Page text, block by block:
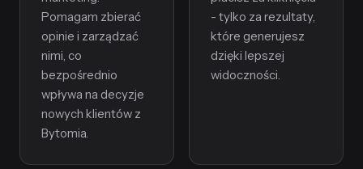
Pomagam zbierać
opinie i zarządzać
nimi, co
bezpośrednio
wpływa na decyzje
nowych klientów z
Bytomia.
- tylko za rezultaty,
które generujesz
dzięki lepszej
widoczności.